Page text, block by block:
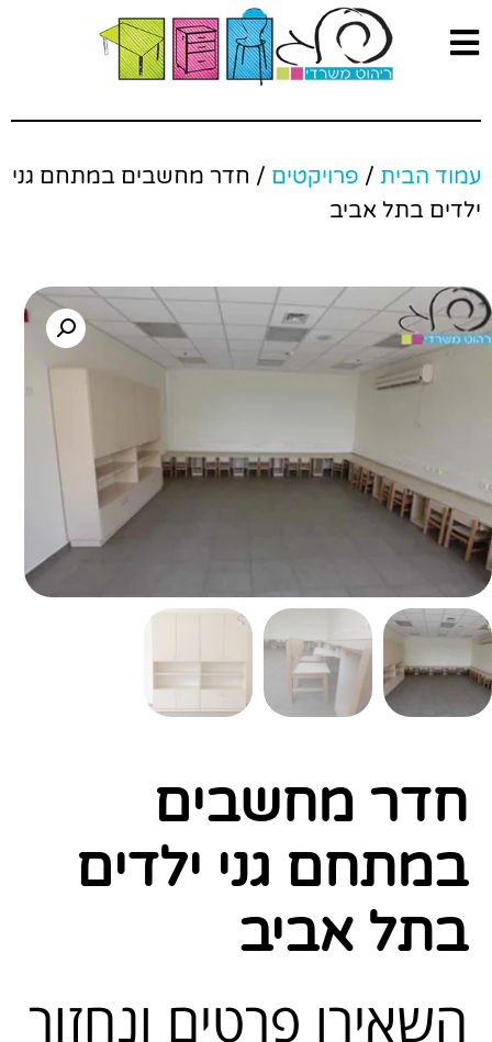
עמוד הבית/ פרויקטים/ חדר מחשבים במתחם גני
ילדים בתל אביב
חדר מחשבים
במתחם גני ילדים
בתל אביב
השאירו פרטים ונחזור